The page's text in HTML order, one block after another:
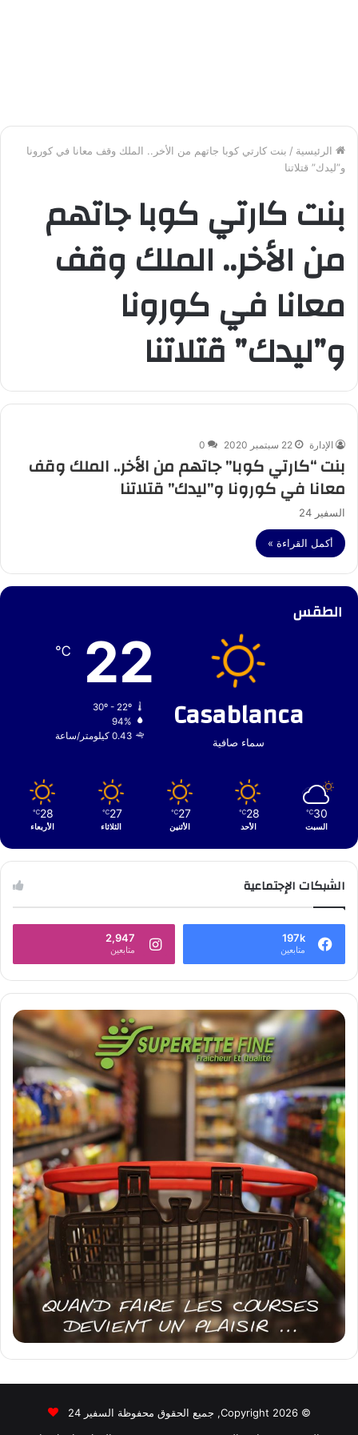
الرئيسية / بنت كارتي كوبا جاتهم من الأخر.. الملك وقف معانا في كورونا
و”ليدك” قتلاتنا
بنت كارتي كوبا جاتهم
من الأخر.. الملك وقف
معانا في كورونا
و”ليدك” قتلاتنا
الإدارة 22 سبتمبر 2020 0
بنت “كارتي كوبا” جاتهم من الأخر.. الملك وقف
معانا في كورونا و”ليدك” قتلاتنا
السفير 24
أكمل القراءة »
الطقس
Casablanca
سماء صافية
22
℃
30º - 22º
94%
0.43 كيلومتر/ساعة
30
℃
السبت
28
℃
الأحد
27
℃
الأثنين
27
℃
الثلاثاء
28
℃
الأربعاء
الشبكات الإجتماعية
197k
متابعين
2,947
متابعين
© Copyright 2026, جميع الحقوق محفوظة السفير 24